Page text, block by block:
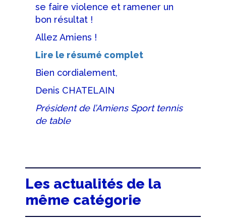
se faire violence et ramener un
bon résultat !
Allez Amiens !
Lire le résumé complet
Bien cordialement,
Denis CHATELAIN
Président de l’Amiens Sport tennis
de table
Les actualités de la
même catégorie